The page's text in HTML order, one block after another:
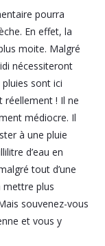
pourra
En effet, la
moite. Malgré
nécessiteront
sont ici
réellement ! Il ne
médiocre. Il
à une pluie
d’eau en
tout d’une
mettre plus
souvenez-vous
et vous y